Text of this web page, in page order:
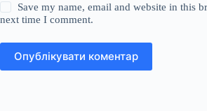
Save my name, email and website in this
next time I comment.
Опублікувати коментар